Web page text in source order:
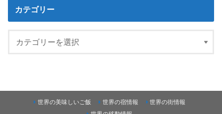
カテゴリー
世界の美味しいご飯 世界の宿情報
世界の街情報